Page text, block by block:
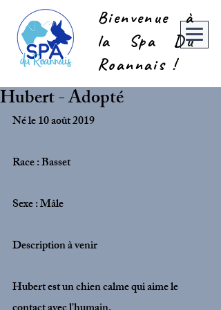
Bienvenue à
la Spa Du
Roannais !
Hubert - Adopté
Né le 10 août 2019
Race : Basset
Sexe : Mâle
Description à venir
Hubert est un chien calme qui aime le